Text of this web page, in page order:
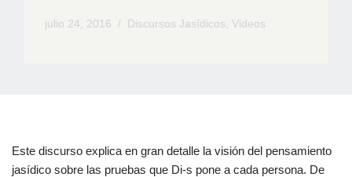
julio 24, 2016 Discursos Jasídicos, Videos
Este discurso explica en gran detalle la visión del pensamiento
jasídico sobre las pruebas que Di-s pone a cada persona. De